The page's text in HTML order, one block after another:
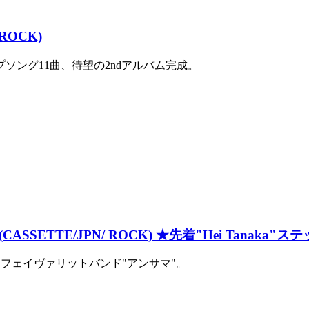
ング11曲、待望の2ndアルバム完成。
JPN/ ROCK) ★先着"Hei Tanaka"ステ
ェイヴァリットバンド"アンサマ"。